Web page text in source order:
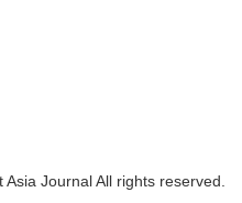
Journal All rights reserved.